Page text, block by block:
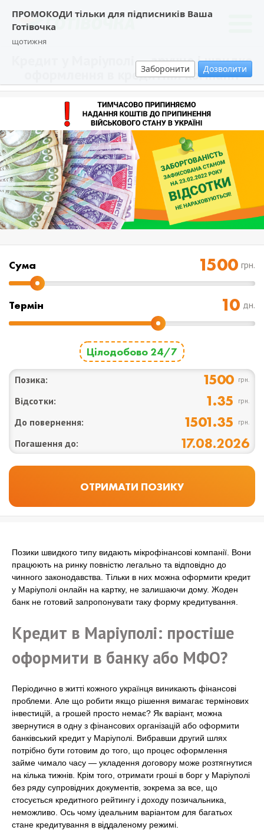
ПРОМОКОДИ тільки для підписників Ваша
Готівочка
щотижня
Заборонити Дозволити
Кредит у Маріуполі — зручне і швидке
оформлення в кредитній компанії
Cума грн.
Термін дн.
Цілодобово 24/7
Позика: 1500 грн.
Відсотки: 1.35 грн.
До повернення: 1501.35 грн.
Погашення до: 17.08.2026
Позики швидкого типу видають мікрофінансові компанії. Вони
працюють на ринку повністю легально та відповідно до
чинного законодавства. Тільки в них можна оформити кредит
у Маріуполі онлайн на картку, не залишаючи дому. Жоден
банк не готовий запропонувати таку форму кредитування.
Кредит в Маріуполі: простіше
оформити в банку або МФО?
Періодично в житті кожного українця виникають фінансові
проблеми. Але що робити якщо рішення вимагає термінових
інвестицій, а грошей просто немає? Як варіант, можна
звернутися в одну з фінансових організацій або оформити
банківський кредит у Маріуполі. Вибравши другий шлях
потрібно бути готовим до того, що процес оформлення
займе чимало часу — укладення договору може розтягнутися
на кілька тижнів. Крім того, отримати гроші в борг у Маріуполі
без ряду супровідних документів, зокрема за все, що
стосується кредитного рейтингу і доходу позичальника,
неможливо. Ось чому ідеальним варіантом для багатьох
стане кредитування в віддаленому режимі.